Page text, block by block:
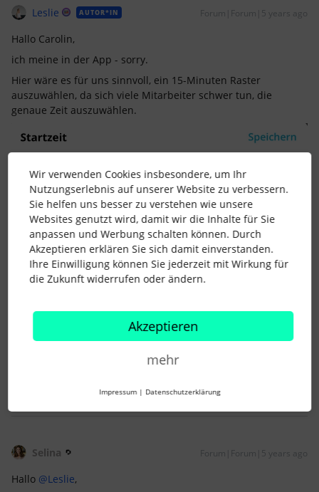
Leslie AUTOR*IN Forum|Forum|5 years ago
Hallo Carolin,
ich meine in der App - sorry.
Hier wäre es für uns sinnvoll, ein 15-Minuten Raster
auszuwählen, da sich viele Mitarbeiter schwer tun, die
genaue Zeit auszuwählen.
Selina Forum|Forum|5 years ago
Hallo @Leslie,
Wir verwenden Cookies insbesondere, um Ihr
Nutzungserlebnis auf unserer Website zu verbessern.
Sie helfen uns besser zu verstehen wie unsere
Websites genutzt wird, damit wir die Inhalte für Sie
anpassen und Werbung schalten können. Durch
Akzeptieren erklären Sie sich damit einverstanden.
Ihre Einwilligung können Sie jederzeit mit Wirkung für
die Zukunft widerrufen oder ändern.
Akzeptieren
mehr
Impressum | Datenschutzerklärung